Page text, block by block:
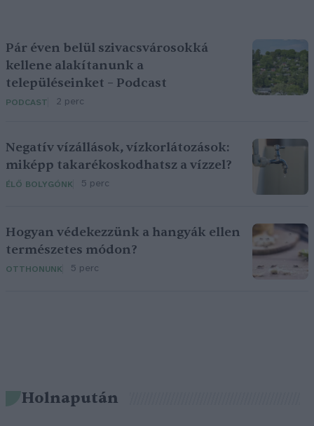
Pár éven belül szivacsvárosokká
kellene alakítanunk a
településeinket – Podcast
PODCAST 2 perc
Negatív vízállások, vízkorlátozások:
miképp takarékoskodhatsz a vízzel?
ÉLŐ BOLYGÓNK 5 perc
Hogyan védekezzünk a hangyák ellen
természetes módon?
OTTHONUNK 5 perc
Holnapután